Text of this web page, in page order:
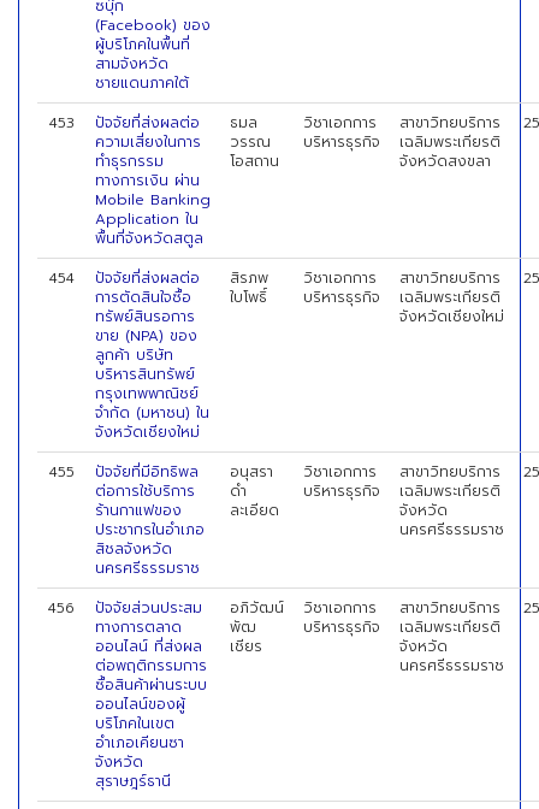
ซบุ๊ก
(Facebook) ของ
ผู้บริโภคในพื้นที่
สามจังหวัด
ชายแดนภาคใต้
453
ปัจจัยที่ส่งผลต่อ
ความเสี่ยงในการ
ทำธุรกรรม
ทางการเงิน ผ่าน
Mobile Banking
Application ใน
พื้นที่จังหวัดสตูล
ธมล
วรรณ
โอสถาน
วิชาเอกการ
บริหารธุรกิจ
สาขาวิทยบริการ
เฉลิมพระเกียรติ
จังหวัดสงขลา
454
ปัจจัยที่ส่งผลต่อ
การตัดสินใจซื้อ
ทรัพย์สินรอการ
ขาย (NPA) ของ
ลูกค้า บริษัท
บริหารสินทรัพย์
กรุงเทพพาณิชย์
จำกัด (มหาชน) ใน
จังหวัดเชียงใหม่
สิรภพ
ใบโพธิ์
วิชาเอกการ
บริหารธุรกิจ
สาขาวิทยบริการ
เฉลิมพระเกียรติ
จังหวัดเชียงใหม่
455
ปัจจัยที่มีอิทธิพล
ต่อการใช้บริการ
ร้านกาแฟของ
ประชากรในอำเภอ
สิชลจังหวัด
นครศรีธรรมราช
อนุสรา
ดำ
ละเอียด
วิชาเอกการ
บริหารธุรกิจ
สาขาวิทยบริการ
เฉลิมพระเกียรติ
จังหวัด
นครศรีธรรมราช
456
ปัจจัยส่วนประสม
ทางการตลาด
ออนไลน์ ที่ส่งผล
ต่อพฤติกรรมการ
ซื้อสินค้าผ่านระบบ
ออนไลน์ของผู้
บริโภคในเขต
อำเภอเคียนซา
จังหวัด
สุราษฎร์ธานี
อภิวัฒน์
พัฒ
เชียร
วิชาเอกการ
บริหารธุรกิจ
สาขาวิทยบริการ
เฉลิมพระเกียรติ
จังหวัด
นครศรีธรรมราช